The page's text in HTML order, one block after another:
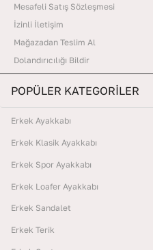
Mesafeli Satış Sözleşmesi
İzinli İletişim
Mağazadan Teslim Al
Dolandırıcılığı Bildir
POPÜLER KATEGORİLER
Erkek Ayakkabı
Erkek Klasik Ayakkabı
Erkek Spor Ayakkabı
Erkek Loafer Ayakkabı
Erkek Sandalet
Erkek Terik